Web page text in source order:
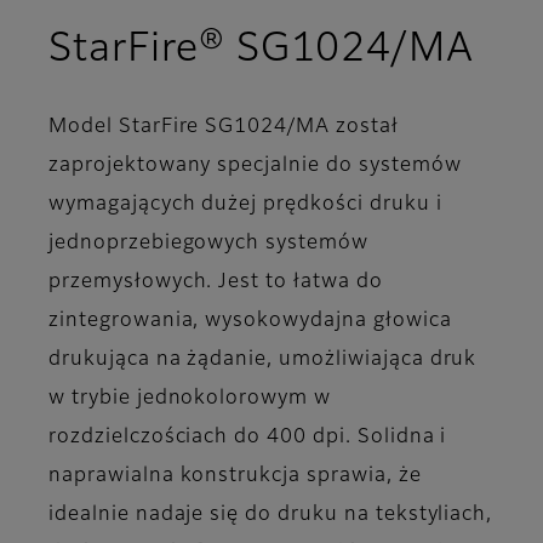
StarFire® SG1024/MA
Model StarFire SG1024/MA został
zaprojektowany specjalnie do systemów
wymagających dużej prędkości druku i
jednoprzebiegowych systemów
przemysłowych. Jest to łatwa do
zintegrowania, wysokowydajna głowica
drukująca na żądanie, umożliwiająca druk
w trybie jednokolorowym w
rozdzielczościach do 400 dpi. Solidna i
naprawialna konstrukcja sprawia, że
idealnie nadaje się do druku na tekstyliach,